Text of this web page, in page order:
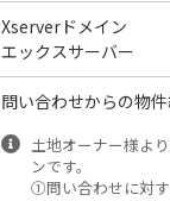
Xserverドメイン
エックスサーバー
問い合わせからの物
土地オーナー様よ
ンです。
①問い合わせに対